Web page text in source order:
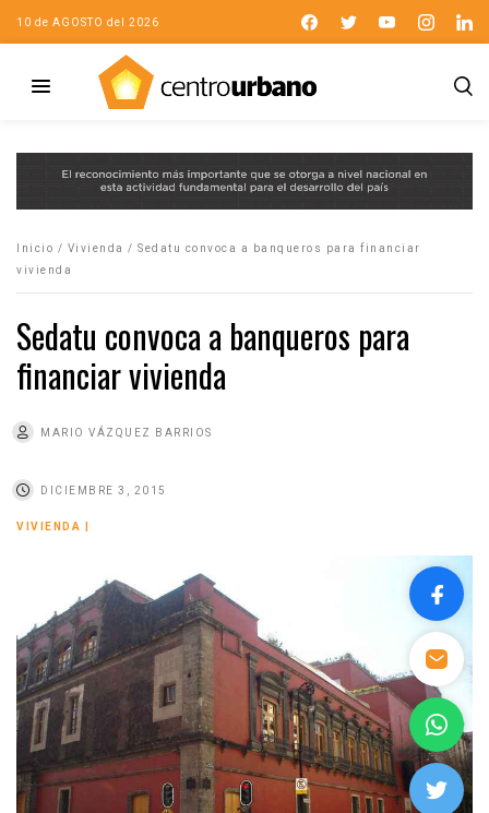
10 de AGOSTO del 2026
Inicio / Vivienda / Sedatu convoca a banqueros para financiar
vivienda
Sedatu convoca a banqueros para
financiar vivienda
MARIO VÁZQUEZ BARRIOS
DICIEMBRE 3, 2015
VIVIENDA